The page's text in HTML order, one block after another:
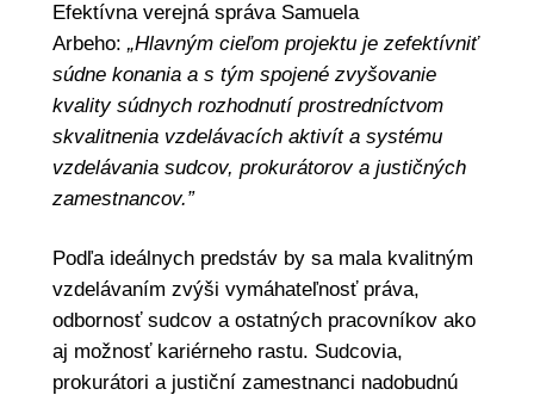
Efektívna verejná správa Samuela
Arbeho: „Hlavným cieľom projektu je zefektívniť
súdne konania a s tým spojené zvyšovanie
kvality súdnych rozhodnutí prostredníctvom
skvalitnenia vzdelávacích aktivít a systému
vzdelávania sudcov, prokurátorov a justičných
zamestnancov.”
Podľa ideálnych predstáv by sa mala kvalitným
vzdelávaním zvýši vymáhateľnosť práva,
odbornosť sudcov a ostatných pracovníkov ako
aj možnosť kariérneho rastu. Sudcovia,
prokurátori a justiční zamestnanci nadobudnú